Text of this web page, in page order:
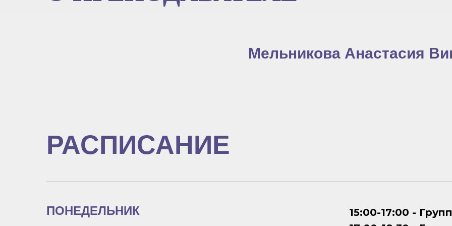
Мельникова Анастасия
РАСПИСАНИЕ
ПОНЕДЕЛЬНИК
15:00-17:00 -